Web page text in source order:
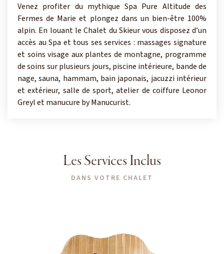
Venez profiter du mythique Spa Pure Altitude des
Fermes de Marie et plongez dans un bien-être 100%
alpin. En louant le Chalet du Skieur vous disposez d’un
accès au Spa et tous ses services : massages signature
et soins visage aux plantes de montagne, programme
de soins sur plusieurs jours, piscine intérieure, bande de
nage, sauna, hammam, bain japonais, jacuzzi intérieur
et extérieur, salle de sport, atelier de coiffure Leonor
Greyl et manucure by Manucurist.
Les Services Inclus
DANS VOTRE CHALET